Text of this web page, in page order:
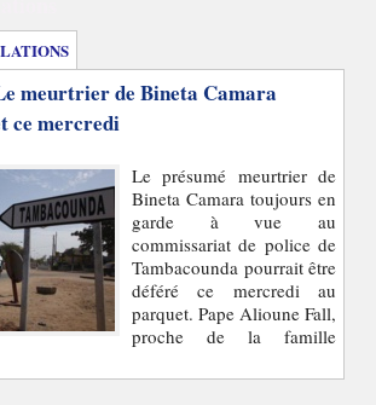
meurtrier de Bineta Camara
ce mercredi
Le présumé meurtrier de
Bineta Camara toujours en
garde à vue au
commissariat de police de
Tambacounda pourrait être
déféré ce mercredi au
parquet. Pape Alioune Fall,
proche de la famille